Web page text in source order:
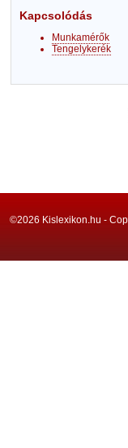
Kapcsolódás
Munkamérők
Tengelykerék
©2026 Kislexikon.hu -